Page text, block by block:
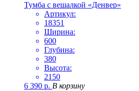
Тумба с вешалкой «Денвер»
Артикул:
18351
Ширина:
600
Глубина:
380
Высота:
2150
6 390 р. В корзину